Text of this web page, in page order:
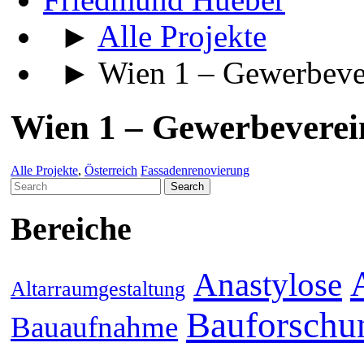
► Alle Projekte
► Wien 1 –
Wien 1 –
Alle Projekte, Österreich Fassadenrenovierung
Search
for:
Bereiche
Altarraumgestaltung Anastylose
Bauaufnahme